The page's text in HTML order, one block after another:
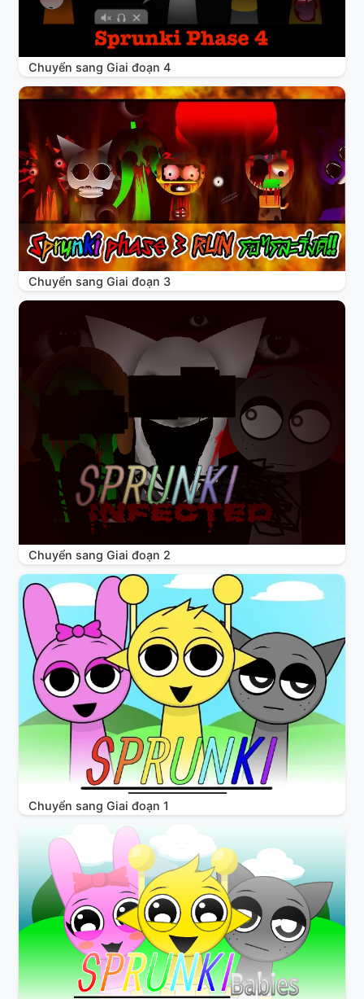
Chuyển sang Giai đoạn 4
Chuyển sang Giai đoạn 3
Chuyển sang Giai đoạn 2
Chuyển sang Giai đoạn 1